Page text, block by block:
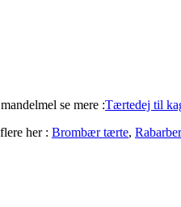
se mere :Tærtedej til
her : Brombær tærte,